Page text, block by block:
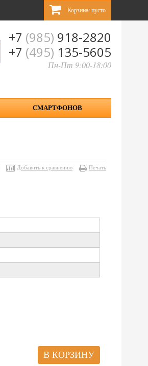
Корзина: пусто
+7 (985) 918-2820
+7 (495) 135-5605
Пн-Пт 9:00-18:00
СМАРТФОНОВ
Добавить к сравнению Печать